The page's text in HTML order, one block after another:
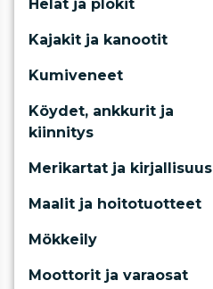
Helat ja plokit
Kajakit ja kanootit
Kumiveneet
Köydet, ankkurit ja
kiinnitys
Merikartat ja kirjallisuus
Maalit ja hoitotuotteet
Mökkeily
Moottorit ja varaosat